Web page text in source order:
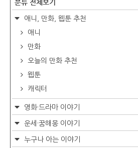
분류 전체보기
애니, 만화, 웹툰 추천
애니
만화
오늘의 만화 추천
웹툰
캐릭터
영화·드라마 이야기
운세·꿈해몽 이야기
누구나 아는 이야기